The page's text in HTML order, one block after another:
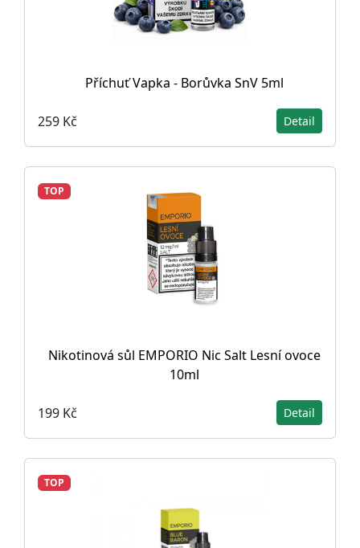
Příchuť Vapka - Borůvka SnV 5ml
259 Kč Detail
TOP
Nikotinová sůl EMPORIO Nic Salt Lesní ovoce
10ml
199 Kč Detail
TOP